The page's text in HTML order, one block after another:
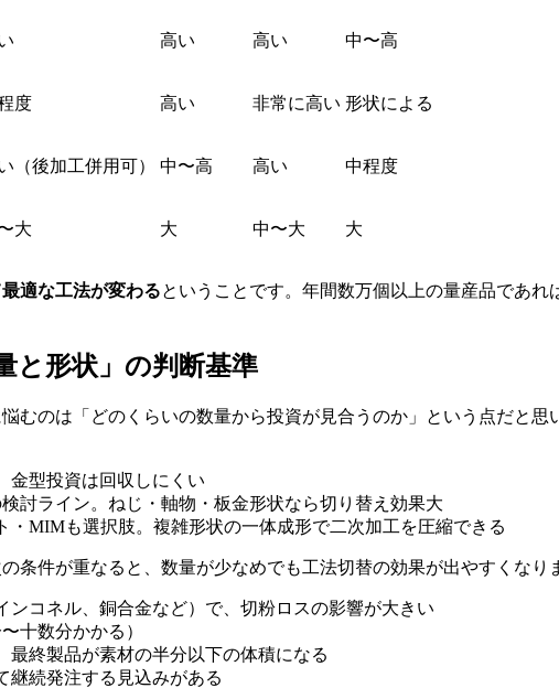
高い 高い 中〜高
度 高い 非常に高い 形状による
（後加工併用可） 中〜高 高い 中程度
大 大 中〜大 大
適な工法が変わるということです。年間数万個以上の量産品であ
と形状」の判断基準
むのは「どのくらいの数量から投資が見合うのか」という点だと
金型投資は回収しにくい
検討ライン。ねじ・軸物・板金形状なら切り替え効果大
・MIMも選択肢。複雑形状の一体成形で二次加工を圧縮できる
条件が重なると、数量が少なめでも工法切替の効果が出やすくなり
ンコネル、銅合金など）で、切粉ロスの影響が大きい
十数分かかる）
終製品が素材の半分以下の体積になる
継続発注する見込みがある